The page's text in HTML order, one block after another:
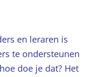
en leraren is
te ondersteunen
doe je dat? Het